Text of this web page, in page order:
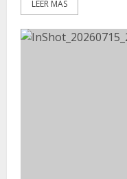
LEER MÁS